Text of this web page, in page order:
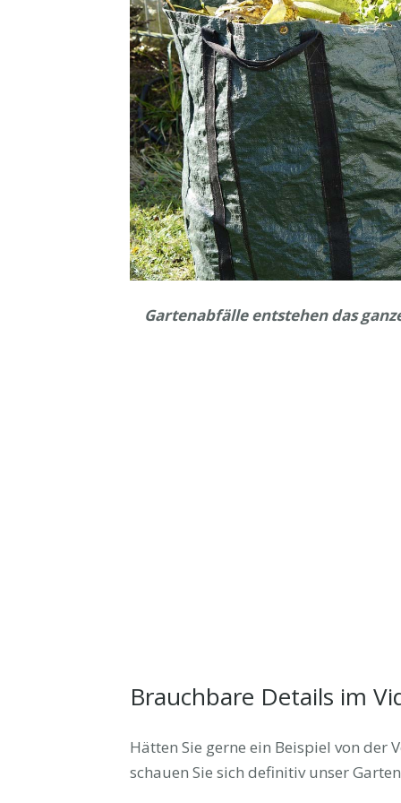
Gartenabfälle entstehen das
Brauchbare Details im
Hätten Sie gerne ein Beispiel von der
schauen Sie sich definitiv unser